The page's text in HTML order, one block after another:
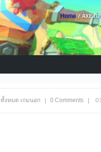
Home/
ทั้งหมด เกมนอก | 0 Comments |